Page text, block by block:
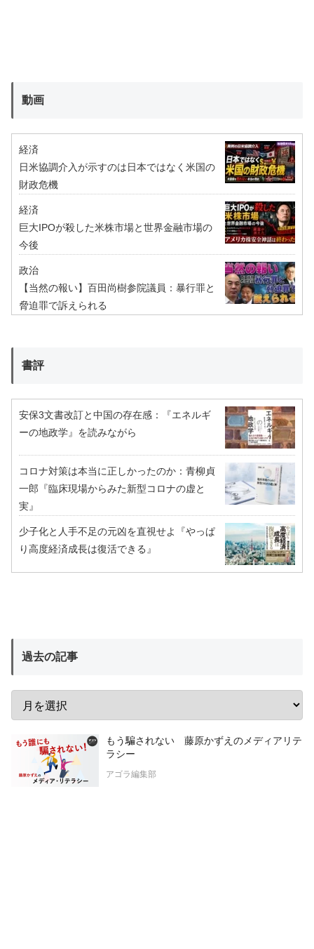
動画
経済
日米協調介入が示すのは日本ではなく米国の
財政危機
経済
巨大IPOが殺した米株市場と世界金融市場の
今後
政治
【当然の報い】百田尚樹参院議員：暴行罪と
脅迫罪で訴えられる
書評
安保3文書改訂と中国の存在感：『エネルギ
ーの地政学』を読みながら
コロナ対策は本当に正しかったのか：青柳貞
一郎『臨床現場からみた新型コロナの虚と
実』
少子化と人手不足の元凶を直視せよ『やっぱ
り高度経済成長は復活できる』
過去の記事
もう騙されない 藤原かずえのメディアリテ
ラシー
アゴラ編集部